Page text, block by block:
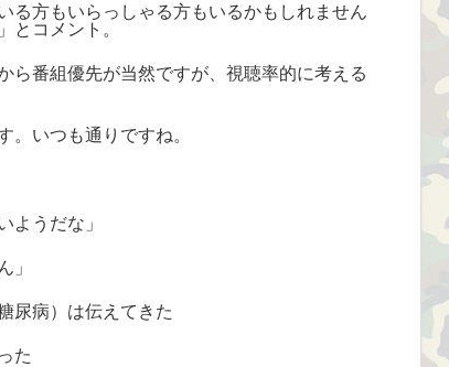
る方もいらっしゃる方もいるかもしれません
とコメント。
ら番組優先が当然ですが、視聴率的に考える
。いつも通りですね。
ようだな」
」
尿病）は伝えてきた
た